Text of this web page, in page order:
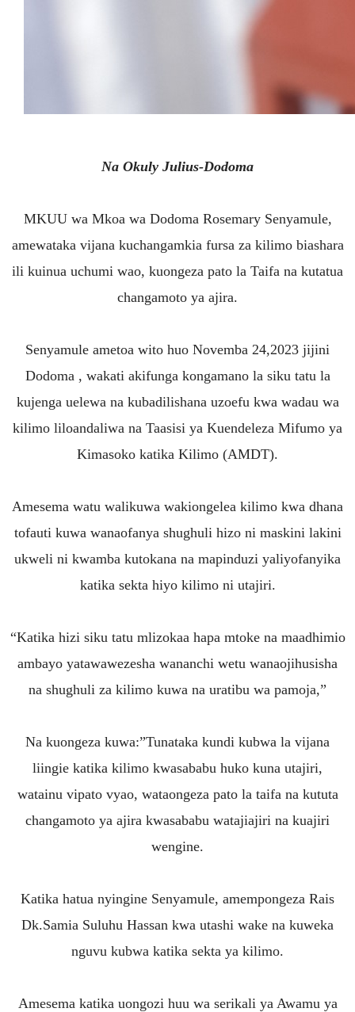
Na Okuly Julius-Dodoma
MKUU wa Mkoa wa Dodoma Rosemary Senyamule,
amewataka vijana kuchangamkia fursa za kilimo biashara
ili kuinua uchumi wao, kuongeza pato la Taifa na kutatua
changamoto ya ajira.
Senyamule ametoa wito huo Novemba 24,2023 jijini
Dodoma , wakati akifunga kongamano la siku tatu la
kujenga uelewa na kubadilishana uzoefu kwa wadau wa
kilimo liloandaliwa na Taasisi ya Kuendeleza Mifumo ya
Kimasoko katika Kilimo (AMDT).
Amesema watu walikuwa wakiongelea kilimo kwa dhana
tofauti kuwa wanaofanya shughuli hizo ni maskini lakini
ukweli ni kwamba kutokana na mapinduzi yaliyofanyika
katika sekta hiyo kilimo ni utajiri.
“Katika hizi siku tatu mlizokaa hapa mtoke na maadhimio
ambayo yatawawezesha wananchi wetu wanaojihusisha
na shughuli za kilimo kuwa na uratibu wa pamoja,”
Na kuongeza kuwa:”Tunataka kundi kubwa la vijana
liingie katika kilimo kwasababu huko kuna utajiri,
watainu vipato vyao, wataongeza pato la taifa na kututa
changamoto ya ajira kwasababu watajiajiri na kuajiri
wengine.
Katika hatua nyingine Senyamule, amempongeza Rais
Dk.Samia Suluhu Hassan kwa utashi wake na kuweka
nguvu kubwa katika sekta ya kilimo.
Amesema katika uongozi huu wa serikali ya Awamu ya